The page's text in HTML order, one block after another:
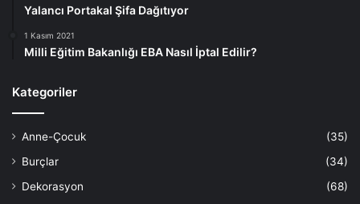
Yalancı Portakal Şifa Dağıtıyor
1 Kasım 2021
Milli Eğitim Bakanlığı EBA Nasıl İptal Edilir?
Kategoriler
Anne-Çocuk
(35)
Burçlar
(34)
Dekorasyon
(68)